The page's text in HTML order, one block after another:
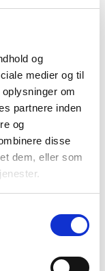
og
medier og til
om
partnere inden
og
disse
dem, eller som
embedsfolk til
til at blive
kritik fra
Alrø Sørensen
op om vores